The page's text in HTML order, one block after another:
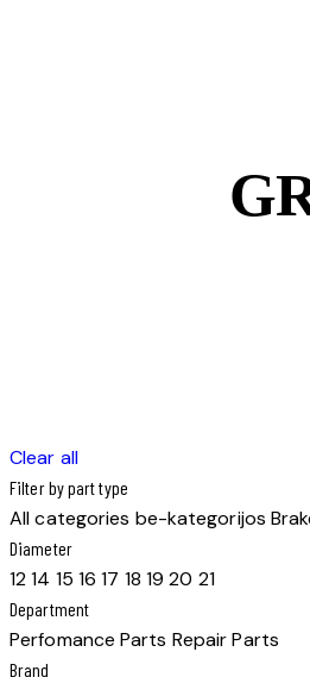
Clear all
Filter by part type
All categories be-kategorijos
Diameter
12 14 15 16 17 18 19 20 21
Department
Perfomance Parts Repair Parts
Brand